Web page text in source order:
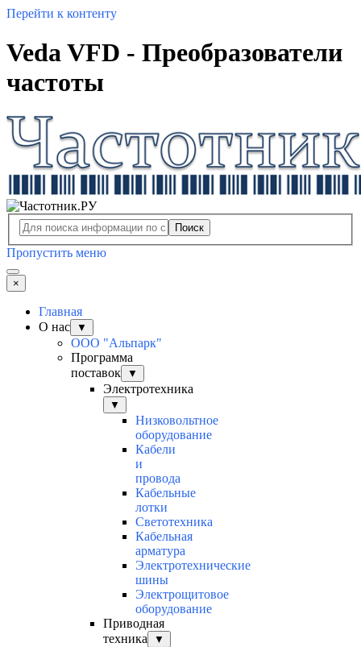
Перейти к контенту
Veda VFD - Преобразователи
частоты
Поиск
Пропустить меню
×
Главная
О нас
▼
ООО "Альпарк"
Программа
поставок
▼
Электротехника
▼
Низковольтное
оборудование
Кабели
и
провода
Кабельные
лотки
Светотехника
Кабельная
арматура
Электротехнические
шины
Электрощитовое
оборудование
Приводная
техника
▼